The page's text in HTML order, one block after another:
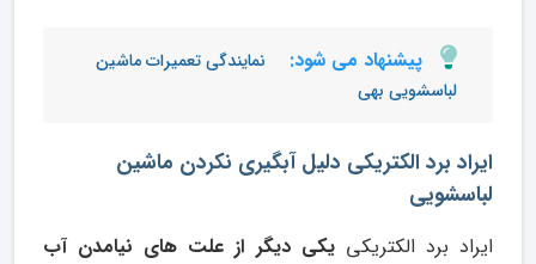
پیشنهاد می شود:
نمایندگی تعمیرات ماشین
لباسشویی بهی
ایراد برد الکتریکی دلیل آبگیری نکردن ماشین
لباسشویی
ایراد برد الکتریکی یکی دیگر از علت های نیامدن آب